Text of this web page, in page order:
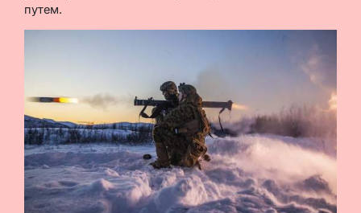
путем.